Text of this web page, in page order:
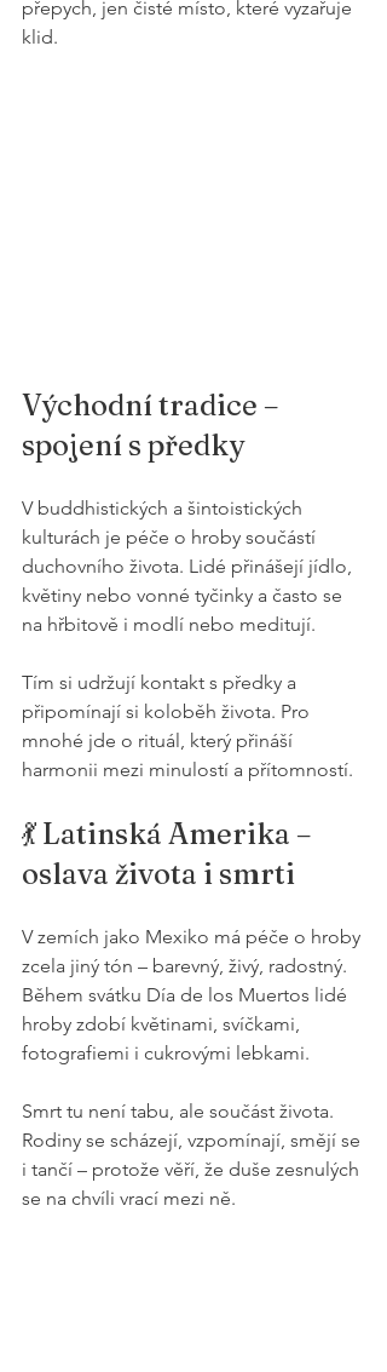
přepych, jen čisté místo, které vyzařuje
klid.
Východní tradice –
spojení s předky
V buddhistických a šintoistických
kulturách je péče o hroby součástí
duchovního života. Lidé přinášejí jídlo,
květiny nebo vonné tyčinky a často se
na hřbitově i modlí nebo meditují.
Tím si udržují kontakt s předky a
připomínají si koloběh života. Pro
mnohé jde o rituál, který přináší
harmonii mezi minulostí a přítomností.
💃 Latinská Amerika –
oslava života i smrti
V zemích jako Mexiko má péče o hroby
zcela jiný tón – barevný, živý, radostný.
Během svátku Día de los Muertos lidé
hroby zdobí květinami, svíčkami,
fotografiemi i cukrovými lebkami.
Smrt tu není tabu, ale součást života.
Rodiny se scházejí, vzpomínají, smějí se
i tančí – protože věří, že duše zesnulých
se na chvíli vrací mezi ně.